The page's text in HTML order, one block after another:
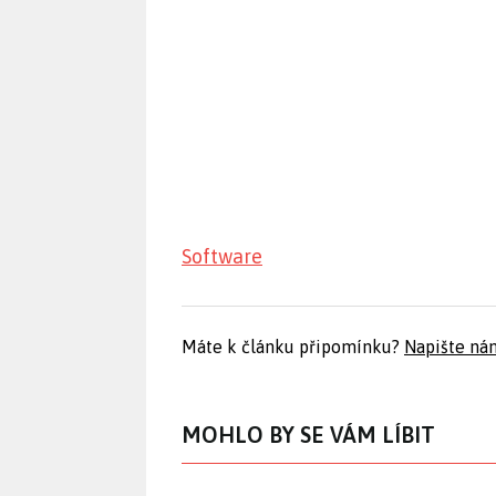
Software
Máte k článku připomínku? Napište
MOHLO BY SE VÁM LÍBIT